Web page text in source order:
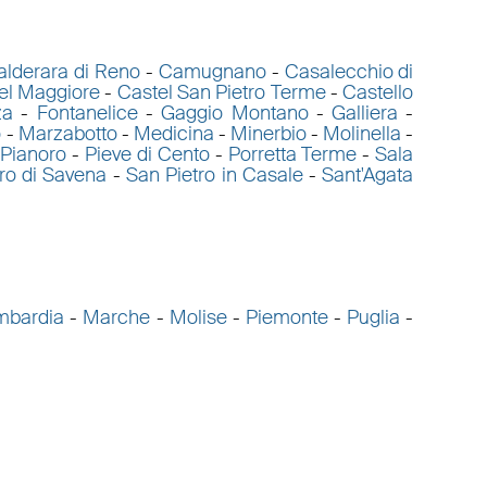
di Reno - Camugnano- Casalecchio di
Maggiore- Castel San Pietro Terme-Castello
- Fontanelice-Gaggio Montano-Galliera -
- Marzabotto- Medicina - Minerbio- Molinella -
Pianoro- Pieve di Cento- Porretta Terme -Sala
di Savena - San Pietro in Casale-Sant'Agata
- Marche - Molise- Piemonte - Puglia -